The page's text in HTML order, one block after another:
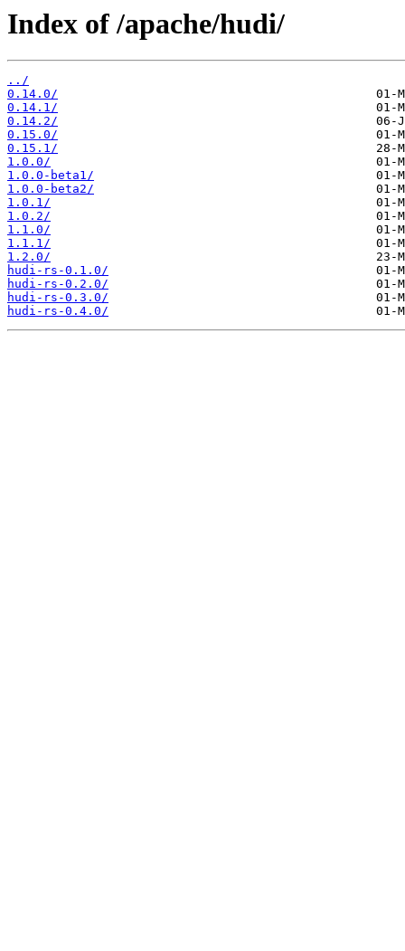
Index of /apache/hudi/
../
0.14.0/
0.14.1/
0.14.2/
0.15.0/
0.15.1/
1.0.0/
1.0.0-beta1/
1.0.0-beta2/
1.0.1/
1.0.2/
1.1.0/
1.1.1/
1.2.0/
hudi-rs-0.1.0/
hudi-rs-0.2.0/
hudi-rs-0.3.0/
hudi-rs-0.4.0/